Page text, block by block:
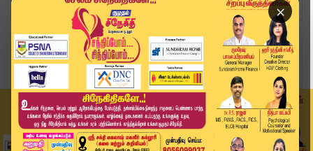
×
Home
வீடியோ ஸ்டோரி
வாக்குபெட்டியில் 2 வது இடம்.. வாக்கு எண்ணிக்கைய...